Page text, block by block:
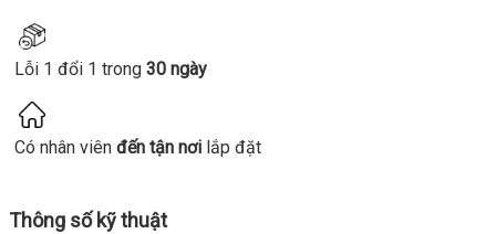
Lỗi 1 đổi 1 trong 30 ngày
Có nhân viên đến tận nơi lắp đặt
Thông số kỹ thuật